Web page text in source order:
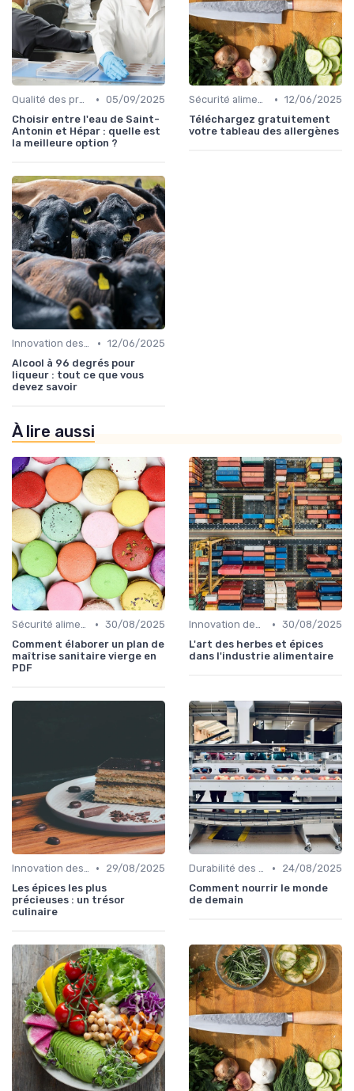
Qualité des produits • 05/09/2025
Choisir entre l'eau de Saint-
Antonin et Hépar : quelle est
la meilleure option ?
Sécurité alimentaire • 12/06/2025
Téléchargez gratuitement
votre tableau des allergènes
Innovation des recettes • 12/06/2025
Alcool à 96 degrés pour
liqueur : tout ce que vous
devez savoir
À lire aussi
Sécurité alimentaire • 30/08/2025
Comment élaborer un plan de
maîtrise sanitaire vierge en
PDF
Innovation des recettes • 30/08/2025
L'art des herbes et épices
dans l'industrie alimentaire
Innovation des recettes •
29/08/2025
Les épices les plus
précieuses : un trésor
culinaire
Durabilité des approvisionnement •
24/08/2025
Comment nourrir le monde
de demain